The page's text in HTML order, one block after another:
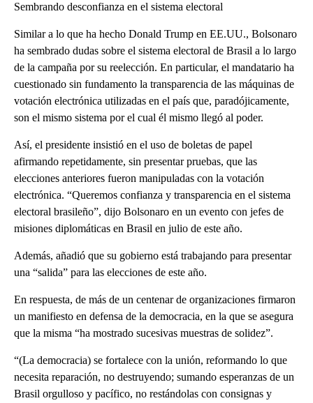
Sembrando desconfianza en el sistema electoral
Similar a lo que ha hecho Donald Trump en EE.UU., Bolsonaro
ha sembrado dudas sobre el sistema electoral de Brasil a lo largo
de la campaña por su reelección. En particular, el mandatario ha
cuestionado sin fundamento la transparencia de las máquinas de
votación electrónica utilizadas en el país que, paradójicamente,
son el mismo sistema por el cual él mismo llegó al poder.
Así, el presidente insistió en el uso de boletas de papel
afirmando repetidamente, sin presentar pruebas, que las
elecciones anteriores fueron manipuladas con la votación
electrónica. “Queremos confianza y transparencia en el sistema
electoral brasileño”, dijo Bolsonaro en un evento con jefes de
misiones diplomáticas en Brasil en julio de este año.
Además, añadió que su gobierno está trabajando para presentar
una “salida” para las elecciones de este año.
En respuesta, de más de un centenar de organizaciones firmaron
un manifiesto en defensa de la democracia, en la que se asegura
que la misma “ha mostrado sucesivas muestras de solidez”.
“(La democracia) se fortalece con la unión, reformando lo que
necesita reparación, no destruyendo; sumando esperanzas de un
Brasil orgulloso y pacífico, no restándolas con consignas y